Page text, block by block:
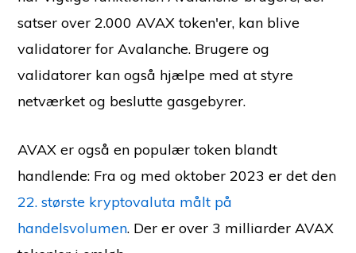
satser over 2.000 AVAX token'er, kan blive
validatorer for Avalanche. Brugere og
validatorer kan også hjælpe med at styre
netværket og beslutte gasgebyrer.
AVAX er også en populær token blandt
handlende: Fra og med oktober 2023 er det den
22. største kryptovaluta målt på
handelsvolumen. Der er over 3 milliarder AVAX